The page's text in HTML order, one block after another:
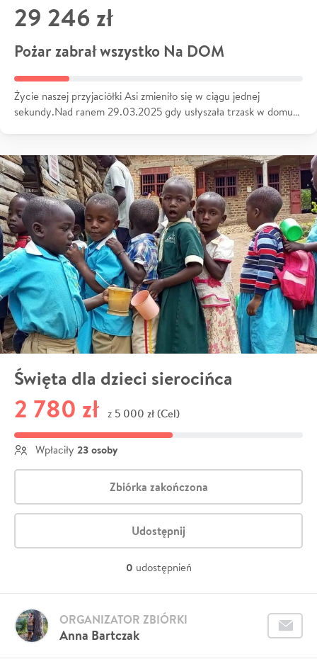
29 246 zł
Pożar zabrał wszystko Na DOM
Życie naszej przyjaciółki Asi zmieniło się w ciągu jednej
sekundy.Nad ranem 29.03.2025 gdy usłyszała trzask w domu…
Święta dla dzieci sierocińca
2 780 zł z 5 000 zł (Cel)
Wpłaciły 23 osoby
Zbiórka zakończona
Udostępnij
0 udostępnień
Anna Bartczak
ORGANIZATOR ZBIÓRKI